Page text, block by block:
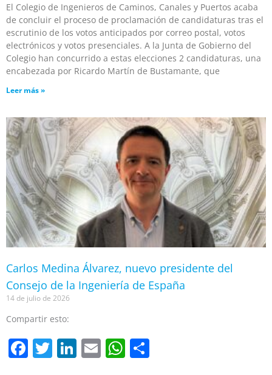
El Colegio de Ingenieros de Caminos, Canales y Puertos acaba
de concluir el proceso de proclamación de candidaturas tras el
escrutinio de los votos anticipados por correo postal, votos
electrónicos y votos presenciales. A la Junta de Gobierno del
Colegio han concurrido a estas elecciones 2 candidaturas, una
encabezada por Ricardo Martín de Bustamante, que
Leer más »
Carlos Medina Álvarez, nuevo presidente del
Consejo de la Ingeniería de España
14 de julio de 2026
Compartir esto:
Facebook
Twitter
LinkedIn
EmailWhatsApp